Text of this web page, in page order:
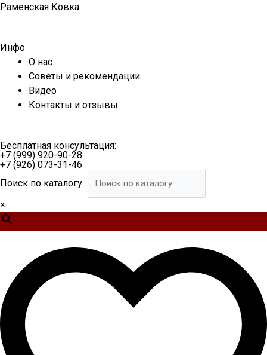
Перейти
Раменская Ковка
Инфо
О нас
Советы и рекомендации
Видео
Контакты и отзывы
Бесплатная консультация:
+7 (999) 920-90-28
+7 (926) 073-31-46
Поиск по каталогу...
×